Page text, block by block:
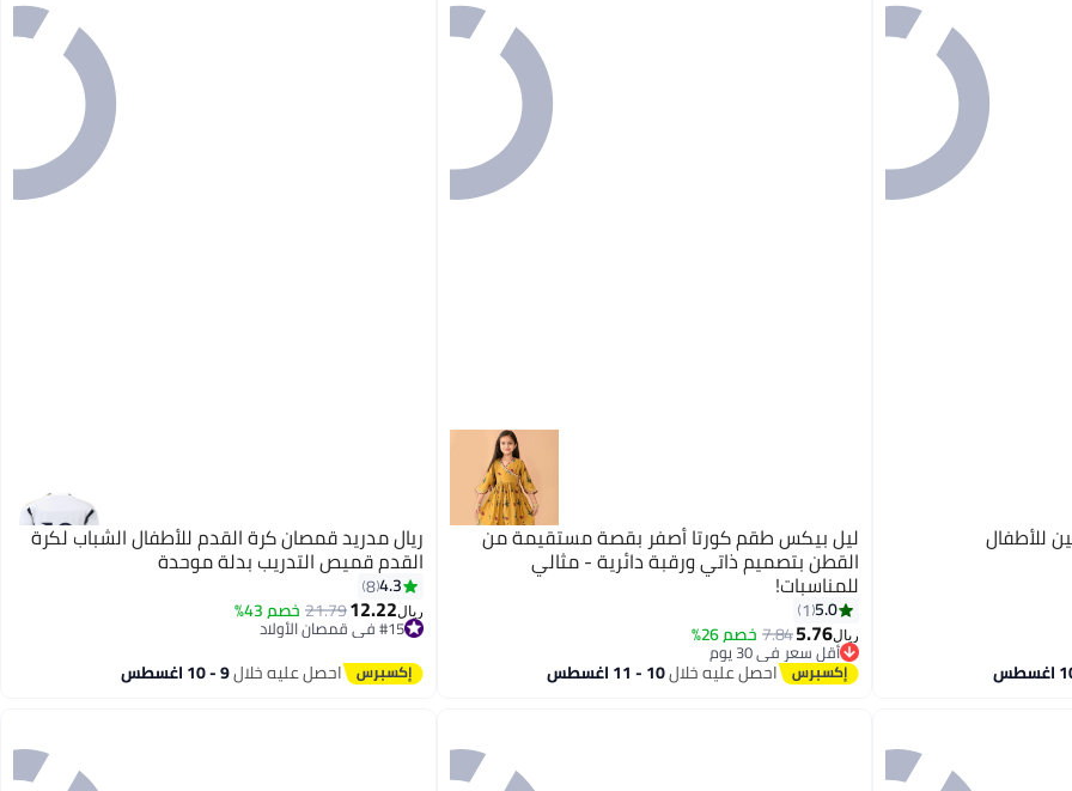
للأطفال ليل بيكس طقم كورتا أصفر بقصة مستقيمة من
القطن بتصميم ذاتي ورقبة دائرية - مثالي
للمناسبات!
5.0
1
ريال5.76
7.84خصم 26%
أقل سعر في 30 يوم
أقل سعر في 30 يوماحصل عليه خلال10 - 11 اغسطس
ريال مدريد قمصان كرة القدم للأطفال الشباب لكرة
القدم قميص التدريب بدلة موحدة
4.3
8
ريال12.22
21.79 خصم 43%
#15 في قمصان الأولاد
أقل سعر في السنة
#15 في قمصان الأولاد احصل عليه خلال9 - 10 اغسطس